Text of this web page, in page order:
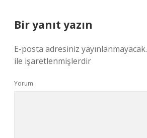
Bir yanıt yazın
E-posta adresiniz yayınlanmayacak.
ile işaretlenmişlerdir
Yorum